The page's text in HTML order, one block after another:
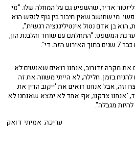
אדיר, שהשפיע גם על המחלה שלו. "מי
מי שחושב שאין חיבור בין גוף לנפש הוא
בן אדם נטול אינטיליגנציה רגשית",
המשפט: "התחלתם עם שוחד והלבנת הון,
הזה. די".
את מקרה זדורוב, אנחנו רואים שאנשים לא
להניח בזמן. חלילה, לא הייתי משווה את זה
ברצח וזה, אבל אנחנו רואים את 'ייקוב הדין את
'אנחנו צדקנו, אף אחד לא ימצא שאנחנו לא
מגבלה".
עריכה: אמיתי דואק